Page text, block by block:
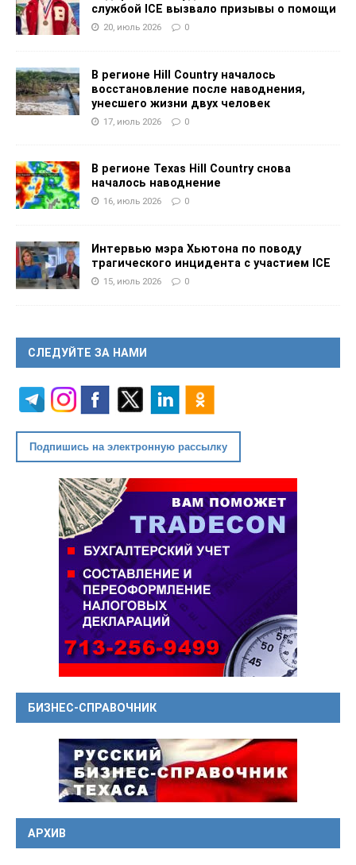
службой ICE вызвало призывы о помощи
20, июль 2026 0
В регионе Hill Country началось
восстановление после наводнения,
унесшего жизни двух человек
17, июль 2026 0
В регионе Texas Hill Country снова
началось наводнение
16, июль 2026 0
Интервью мэра Хьютона по поводу
трагического инцидента с участием ICE
15, июль 2026 0
СЛЕДУЙТЕ ЗА НАМИ
Подпишись на электронную рассылку
БИЗНЕС-СПРАВОЧНИК
АРХИВ